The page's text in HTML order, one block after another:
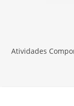
Atividades